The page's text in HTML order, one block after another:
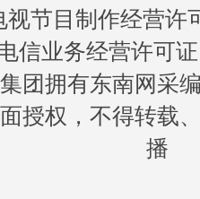
视节目制作经营许
信业务经营许可
团拥有东南网采
授权，不得转载
播